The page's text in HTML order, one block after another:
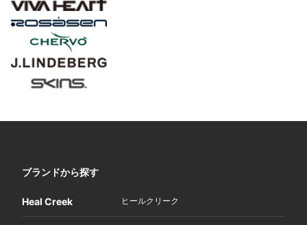
ブランドから探す
Heal Creek ヒールクリーク